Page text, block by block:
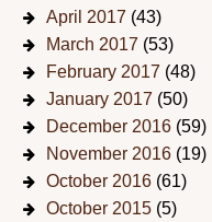
April 2017 (43)
March 2017 (53)
February 2017 (48)
January 2017 (50)
December 2016 (59)
November 2016 (19)
October 2016 (61)
October 2015 (5)